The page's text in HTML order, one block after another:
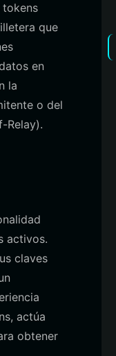
tokens
que
en
la
o del
Relay).
activos.
claves
actúa
obtener